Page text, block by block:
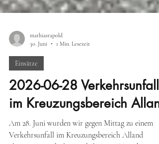
mathiasrapold
1 Min. Lesezeit
2026-06-28 Verkehrsunfall